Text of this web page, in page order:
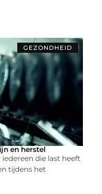
GEZONDHEID
en herstel
die last heeft
tijdens het